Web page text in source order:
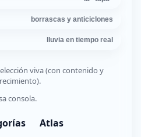
borrascas y anticiclones
lluvia en tiempo real
viva (con contenido y
consola.
Atlas